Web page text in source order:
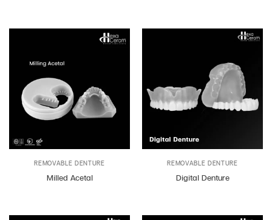
REMOVABLE DENTURE
Milled Acetal
REMOVABLE DENTURE
Digital Denture